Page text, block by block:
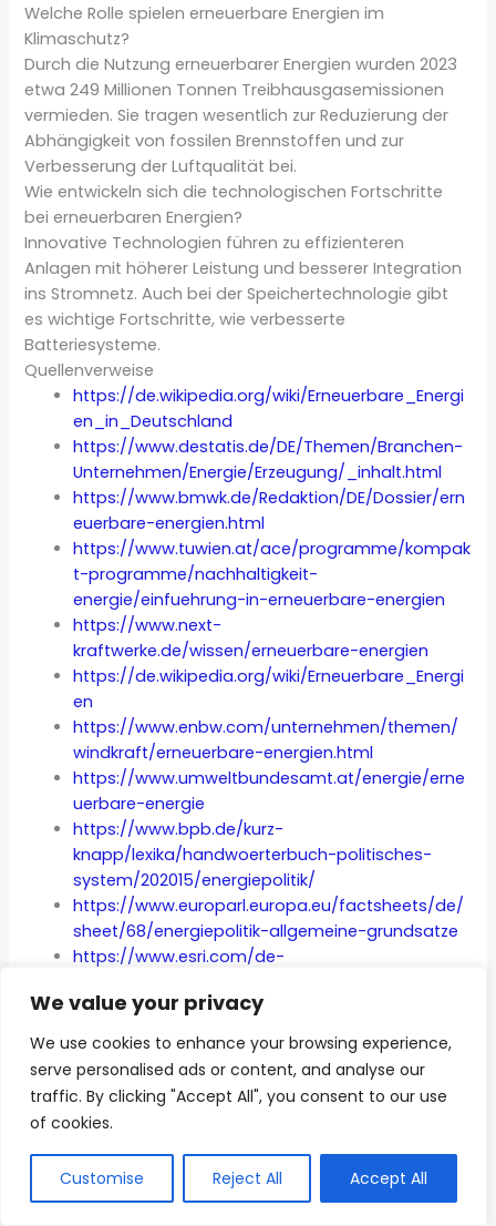
We value your privacy
We use cookies to enhance your browsing experience,
serve personalised ads or content, and analyse our
traffic. By clicking "Accept All", you consent to our use
of cookies.
Customise Reject All Accept All
Welche Rolle spielen erneuerbare Energien im
Klimaschutz?
Durch die Nutzung erneuerbarer Energien wurden 2023
etwa 249 Millionen Tonnen Treibhausgasemissionen
vermieden. Sie tragen wesentlich zur Reduzierung der
Abhängigkeit von fossilen Brennstoffen und zur
Verbesserung der Luftqualität bei.
Wie entwickeln sich die technologischen Fortschritte
bei erneuerbaren Energien?
Innovative Technologien führen zu effizienteren
Anlagen mit höherer Leistung und besserer Integration
ins Stromnetz. Auch bei der Speichertechnologie gibt
es wichtige Fortschritte, wie verbesserte
Batteriesysteme.
Quellenverweise
https://de.wikipedia.org/wiki/Erneuerbare_Energi
en_in_Deutschland
https://www.destatis.de/DE/Themen/Branchen-
Unternehmen/Energie/Erzeugung/_inhalt.html
https://www.bmwk.de/Redaktion/DE/Dossier/ern
euerbare-energien.html
https://www.tuwien.at/ace/programme/kompak
t-programme/nachhaltigkeit-
energie/einfuehrung-in-erneuerbare-energien
https://www.next-
kraftwerke.de/wissen/erneuerbare-energien
https://de.wikipedia.org/wiki/Erneuerbare_Energi
en
https://www.enbw.com/unternehmen/themen/
windkraft/erneuerbare-energien.html
https://www.umweltbundesamt.at/energie/erne
uerbare-energie
https://www.bpb.de/kurz-
knapp/lexika/handwoerterbuch-politisches-
system/202015/energiepolitik/
https://www.europarl.europa.eu/factsheets/de/
sheet/68/energiepolitik-allgemeine-grundsatze
https://www.esri.com/de-
-innovation
https://knowhow.distrelec.com/de/energie-
stromversorgung/top-10-der-innovativen-und-
nachhaltigen-energietechnologien/
https://eleks.com/de/blog/energiewende-
herausforderungen-und-chancen/
https://www.unibas.ch/de/Aktuell/Uni-Nova/Uni-
Nova-142/Uni-Nova-142-Herausforderung-